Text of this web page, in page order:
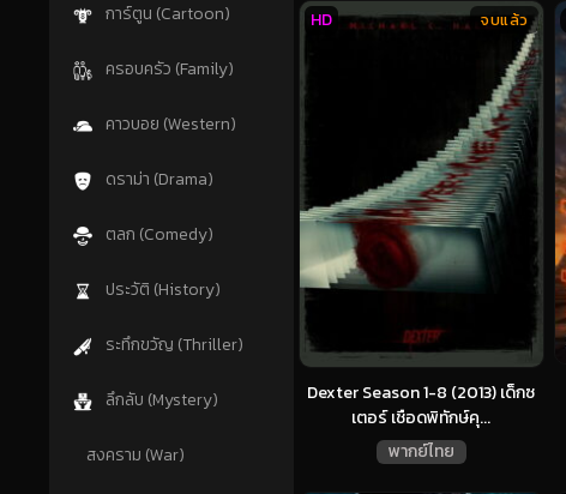
การ์ตูน (Cartoon)
ครอบครัว (Family)
คาวบอย (Western)
ดราม่า (Drama)
ตลก (Comedy)
ประวัติ (History)
ระทึกขวัญ (Thriller)
ลึกลับ (Mystery)
สงคราม (War)
Dexter Season 1-8 (2013) เด็กซ
เตอร์ เชือดพิทักษ์คุ...
พากย์ไทย
จบแล้ว
HD